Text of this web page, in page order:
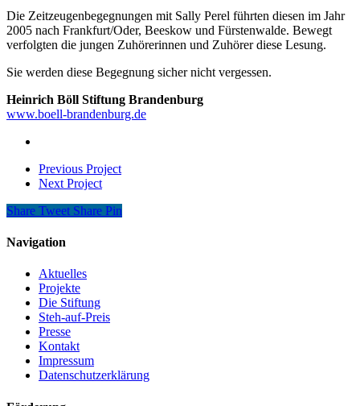
Die Zeitzeugenbegegnungen mit Sally Perel führten diesen im Jahr
2005 nach Frankfurt/Oder, Beeskow und Fürstenwalde. Bewegt
verfolgten die jungen Zuhörerinnen und Zuhörer diese Lesung.
Sie werden diese Begegnung sicher nicht vergessen.
Heinrich Böll Stiftung Brandenburg
www.boell-brandenburg.de
Previous Project
Next Project
Share Tweet Share Pin
Navigation
Aktuelles
Projekte
Die Stiftung
Steh-auf-Preis
Presse
Kontakt
Impressum
Datenschutzerklärung